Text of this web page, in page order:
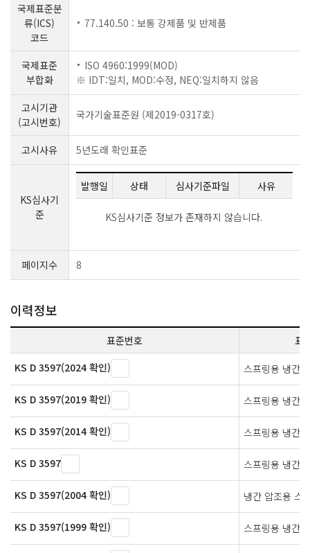
국제표준분
류(ICS)
코드
77.140.50 : 보통 강제품 및 반제품
국제표준
부합화
ISO 4960:1999(MOD)
※ IDT:일치, MOD:수정, NEQ:일치하지 않음
고시기관
(고시번호)
국가기술표준원 (제2019-0317호)
고시사유 5년도래 확인표준
KS심사기
준
발행일 상태 심사기준파일 사유
KS심사기준 정보가 존재하지 않습니다.
페이지수 8
이력정보
표준번호
표
KS D 3597(2024 확인)
스프링용 냉간
KS D 3597(2019 확인) 스프링용 냉간
KS D 3597(2014 확인) 스프링용 냉간
KS D 3597 스프링용 냉간
KS D 3597(2004 확인) 냉간 압조용 스
KS D 3597(1999 확인) 스프링용 냉간